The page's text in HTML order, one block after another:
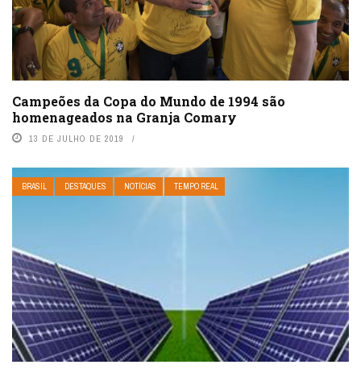
Campeões da Copa do Mundo de 1994 são
homenageados na Granja Comary
13 DE JULHO DE 2019
BRASIL DESTAQUES NOTÍCIAS TEMPO REAL